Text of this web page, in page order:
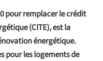
pour remplacer le crédit
(CITE), est la
énergétique.
pour les logements de